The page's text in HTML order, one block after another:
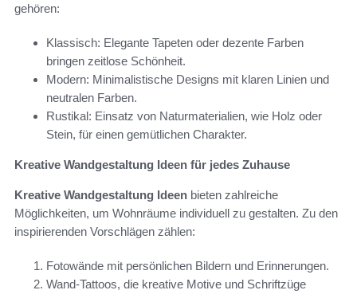
gehören:
Klassisch: Elegante Tapeten oder dezente Farben
bringen zeitlose Schönheit.
Modern: Minimalistische Designs mit klaren Linien und
neutralen Farben.
Rustikal: Einsatz von Naturmaterialien, wie Holz oder
Stein, für einen gemütlichen Charakter.
Kreative Wandgestaltung Ideen für jedes Zuhause
Kreative Wandgestaltung Ideen bieten zahlreiche
Möglichkeiten, um Wohnräume individuell zu gestalten. Zu den
inspirierenden Vorschlägen zählen:
Fotowände mit persönlichen Bildern und Erinnerungen.
Wand-Tattoos, die kreative Motive und Schriftzüge